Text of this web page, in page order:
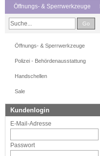
Öffnungs- & Sperrwerkzeuge
Go
Öffnungs- & Sperrwerkzeuge
Polizei - Behördenausstattung
Handschellen
Sale
Kundenlogin
E-Mail-Adresse
Passwort